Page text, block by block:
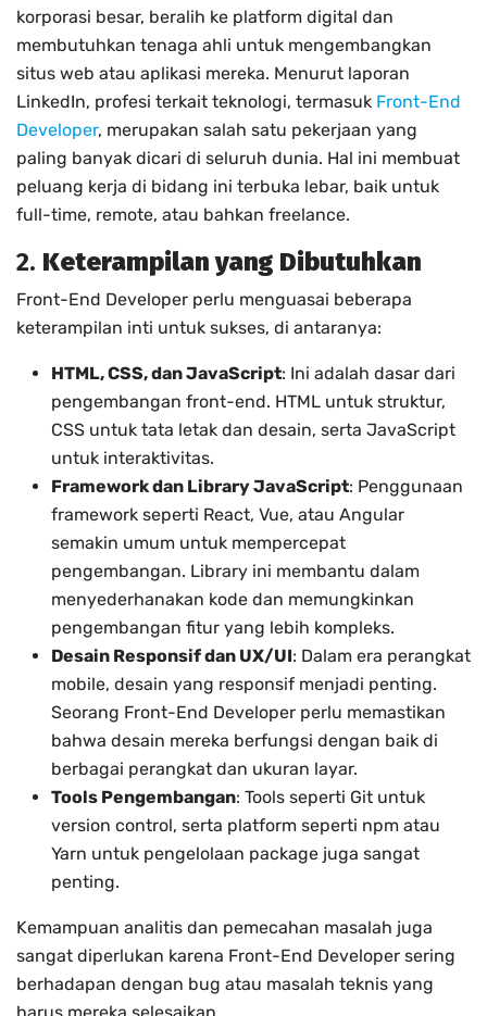
korporasi besar, beralih ke platform digital dan
membutuhkan tenaga ahli untuk mengembangkan
situs web atau aplikasi mereka. Menurut laporan
LinkedIn, profesi terkait teknologi, termasuk Front-End
Developer, merupakan salah satu pekerjaan yang
paling banyak dicari di seluruh dunia. Hal ini membuat
peluang kerja di bidang ini terbuka lebar, baik untuk
full-time, remote, atau bahkan freelance.
2. Keterampilan yang Dibutuhkan
Front-End Developer perlu menguasai beberapa
keterampilan inti untuk sukses, di antaranya:
HTML, CSS, dan JavaScript: Ini adalah dasar dari
pengembangan front-end. HTML untuk struktur,
CSS untuk tata letak dan desain, serta JavaScript
untuk interaktivitas.
Framework dan Library JavaScript: Penggunaan
framework seperti React, Vue, atau Angular
semakin umum untuk mempercepat
pengembangan. Library ini membantu dalam
menyederhanakan kode dan memungkinkan
pengembangan fitur yang lebih kompleks.
Desain Responsif dan UX/UI: Dalam era perangkat
mobile, desain yang responsif menjadi penting.
Seorang Front-End Developer perlu memastikan
bahwa desain mereka berfungsi dengan baik di
berbagai perangkat dan ukuran layar.
Tools Pengembangan: Tools seperti Git untuk
version control, serta platform seperti npm atau
Yarn untuk pengelolaan package juga sangat
penting.
Kemampuan analitis dan pemecahan masalah juga
sangat diperlukan karena Front-End Developer sering
berhadapan dengan bug atau masalah teknis yang